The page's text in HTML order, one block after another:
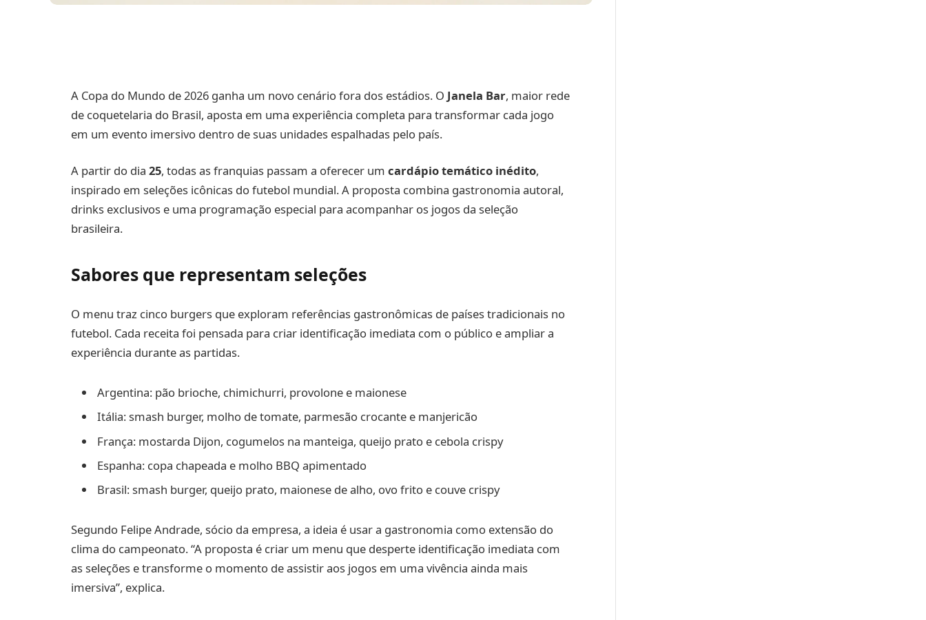
A Copa do Mundo de 2026 ganha um novo cenário fora dos estádios. O Janela Bar, maior rede
de coquetelaria do Brasil, aposta em uma experiência completa para transformar cada jogo
em um evento imersivo dentro de suas unidades espalhadas pelo país.
A partir do dia 25, todas as franquias passam a oferecer um cardápio temático inédito,
inspirado em seleções icônicas do futebol mundial. A proposta combina gastronomia autoral,
drinks exclusivos e uma programação especial para acompanhar os jogos da seleção
brasileira.
Sabores que representam seleções
O menu traz cinco burgers que exploram referências gastronômicas de países tradicionais no
futebol. Cada receita foi pensada para criar identificação imediata com o público e ampliar a
experiência durante as partidas.
Argentina: pão brioche, chimichurri, provolone e maionese
Itália: smash burger, molho de tomate, parmesão crocante e manjericão
França: mostarda Dijon, cogumelos na manteiga, queijo prato e cebola crispy
Espanha: copa chapeada e molho BBQ apimentado
Brasil: smash burger, queijo prato, maionese de alho, ovo frito e couve crispy
Segundo Felipe Andrade, sócio da empresa, a ideia é usar a gastronomia como extensão do
clima do campeonato. “A proposta é criar um menu que desperte identificação imediata com
as seleções e transforme o momento de assistir aos jogos em uma vivência ainda mais
imersiva”, explica.